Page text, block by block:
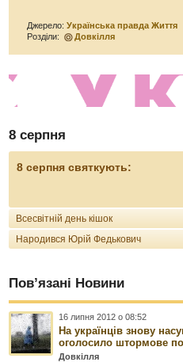
Джерело:Українська правда Життя
Розділи:
Довкілля
8 серпня
8 серпня святкують:
Всесвітній день кішок
Народився Юрій Федькович
Пов’язані Новини
16 липня 2012 о 08:52
На українців знову
оголосило штормове
Довкілля